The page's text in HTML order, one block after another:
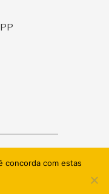
concorda com estas